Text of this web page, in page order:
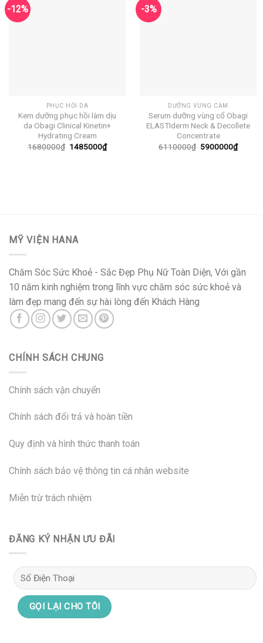
-12%
PHỤC HỒI DA
Kem dưỡng phục hồi làm dịu
da Obagi Clinical Kinetin+
Hydrating Cream
1680000₫ Giá
1485000₫Giá
hiện
-3%
DƯỠNG VÙNG CẰM
Serum dưỡng vùng cổ Obagi
ELASTIderm Neck & Decollete
Concentrate
6110000₫ Giá
5900000₫Giá
hiện
MỸ VIỆN HANA
Chăm Sóc Sức Khoẻ - Sắc Đẹp Phụ Nữ Toàn Diện, Với gần
10 năm kinh nghiệm trong lĩnh vực chăm sóc sức khoẻ và
làm đẹp mang đến sự hài lòng đến Khách Hàng
CHÍNH SÁCH CHUNG
Chính sách vận chuyển
Chính sách đổi trả và hoàn tiền
Quy định và hình thức thanh toán
Chính sách bảo vệ thông tin cá nhân website
Miễn trừ trách nhiệm
ĐĂNG KÝ NHẬN ƯU ĐÃI